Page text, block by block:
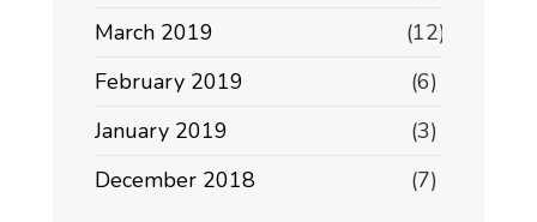
March 2019
(12)
February 2019
(6)
January 2019
(3)
December 2018
(7)